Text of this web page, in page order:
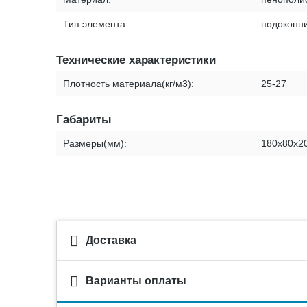
Тип элемента:
Технические характеристики
Плотность материала(кг/м3): 25-27
Габариты
Размеры(мм):
Доставка
Варианты оплаты